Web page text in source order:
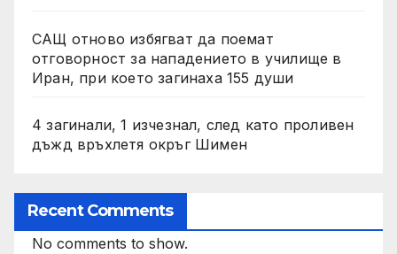
САЩ отново избягват да поемат
отговорност за нападението в училище в
Иран, при което загинаха 155 души
4 загинали, 1 изчезнал, след като проливен
дъжд връхлетя окръг Шимен
Recent Comments
No comments to show.